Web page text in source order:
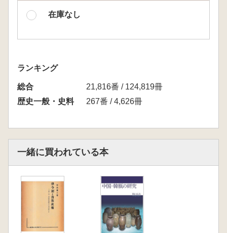
在庫なし
ランキング
総合
21,816番 / 124,819冊
歴史一般・史料
267番 / 4,626冊
一緒に買われている本